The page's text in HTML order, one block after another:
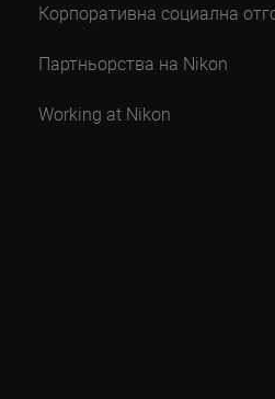
Корпоративна социална
Партньорства на Nikon
Working at Nikon